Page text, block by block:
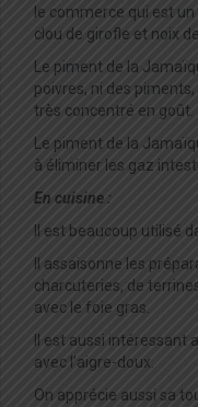
le commerce qui est
clou de girofle et noix
Le piment de la
poivres, ni des
très concentré en goût.
Le piment de la
à éliminer les gaz
En cuisine :
Il est beaucoup utilisé
Il assaisonne les
charcuteries, de
avec le foie gras.
Il est aussi intéressant
avec l’aigre-doux.
On apprécie aussi sa